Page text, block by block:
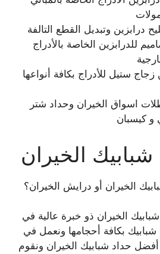
درابزين وتبديل القطع التالفة
للدرابزين الخاصة بالأدراج
ستيل للأدراج بكافة أنواعها
اسواق الخيران وحداد شتر
و كيسبان
الخيران
الخيران أو درايش الخيران؟
الخيران ذو خبرة عالية في
بكافة أحجامها ونعمل في
حداد شبابيك الخيران ونقوم